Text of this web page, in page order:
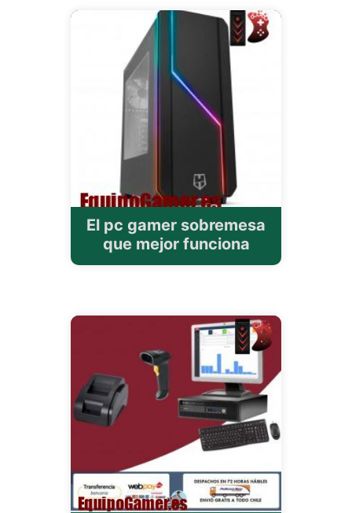
El pc gamer sobremesa
que mejor funciona